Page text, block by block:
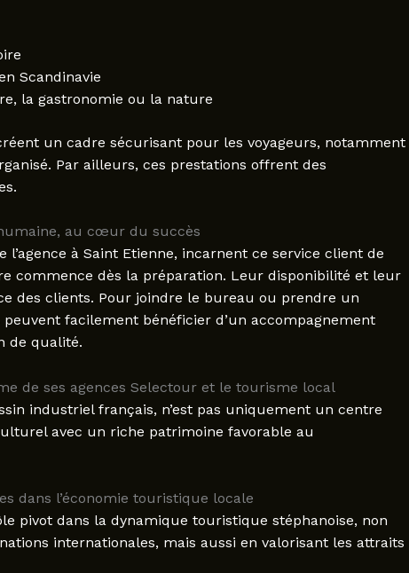
Scandinavie
la gastronomie ou la nature
un cadre sécurisant pour les voyageurs, notamment
Par ailleurs, ces prestations offrent des
au cœur du succès
à Saint Etienne, incarnent ce service client de
commence dès la préparation. Leur disponibilité et leur
des clients. Pour joindre le bureau ou prendre un
facilement bénéficier d’un accompagnement
de qualité.
de ses agences Selectour et le tourisme local
industriel français, n’est pas uniquement un centre
avec un riche patrimoine favorable au
dans l’économie touristique locale
pivot dans la dynamique touristique stéphanoise, non
internationales, mais aussi en valorisant les attraits